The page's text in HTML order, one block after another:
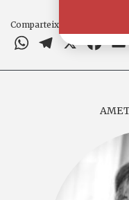
Comparteix-ho a
WhatsAppTelegram